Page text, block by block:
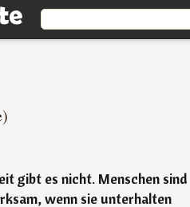
gibt es nicht. Menschen sind
wenn sie unterhalten